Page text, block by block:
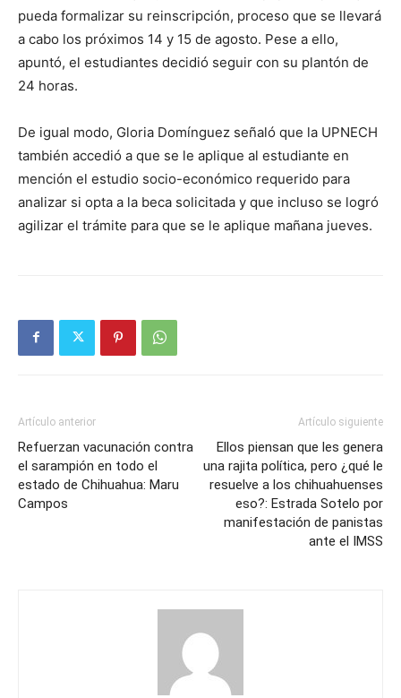
pueda formalizar su reinscripción, proceso que se llevará
a cabo los próximos 14 y 15 de agosto. Pese a ello,
apuntó, el estudiantes decidió seguir con su plantón de
24 horas.
De igual modo, Gloria Domínguez señaló que la UPNECH
también accedió a que se le aplique al estudiante en
mención el estudio socio-económico requerido para
analizar si opta a la beca solicitada y que incluso se logró
agilizar el trámite para que se le aplique mañana jueves.
Artículo anterior
Refuerzan vacunación contra
el sarampión en todo el
estado de Chihuahua: Maru
Campos
Artículo siguiente
Ellos piensan que les genera
una rajita política, pero ¿qué le
resuelve a los chihuahuenses
eso?: Estrada Sotelo por
manifestación de panistas
ante el IMSS